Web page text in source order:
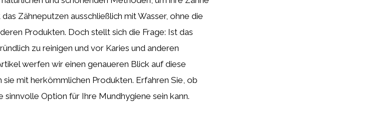
Zähneputzen ausschließlich mit Wasser, ohne die
Produkten. Doch stellt sich die Frage: Ist das
zu reinigen und vor Karies und anderen
werfen wir einen genaueren Blick auf diese
mit herkömmlichen Produkten. Erfahren Sie, ob
sinnvolle Option für Ihre Mundhygiene sein kann.